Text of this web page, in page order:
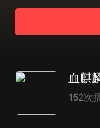
152次